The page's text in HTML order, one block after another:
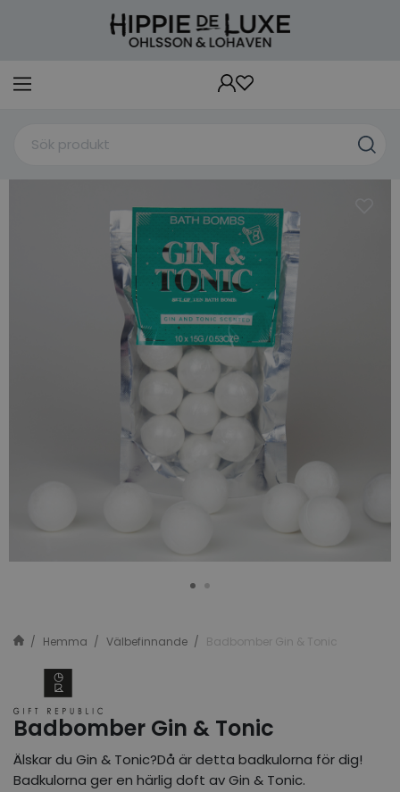
Hemma Välbefinnande Badbomber Gin & Tonic
Badbomber Gin & Tonic
Älskar du Gin & Tonic?Då är detta badkulorna för dig!
Badkulorna ger en härlig doft av Gin & Tonic.